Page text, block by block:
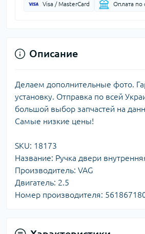
Visa / MasterCard Оплата по
Описание
Делаем дополнительные фото.
установку. Отправка по всей
большой выбор запчастей на
Самые низкие цены!
SKU: 18173
Название: Ручка двери
Производитель: VAG
Двигатель: 2.5
Номер производителя: